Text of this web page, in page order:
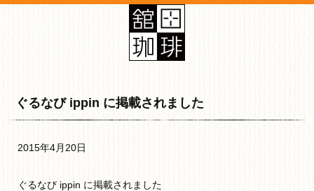
ぐるなび ippin に掲載されました
2015年4月20日
ぐるなび ippin に掲載されました